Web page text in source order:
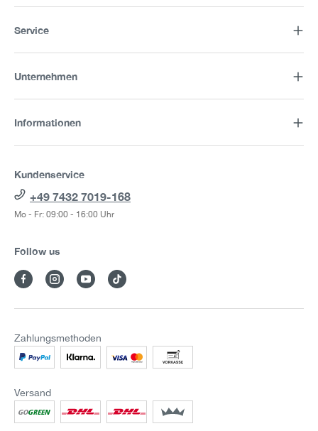
Service
Unternehmen
Informationen
Kundenservice
+49 7432 7019-168
Mo - Fr: 09:00 - 16:00 Uhr
Follow us
Zahlungsmethoden
Versand